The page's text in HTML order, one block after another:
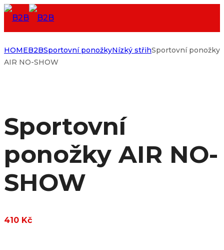
HOMEB2BSportovní ponožkyNízký střihSportovní ponožky
AIR NO-SHOW
Sportovní
ponožky AIR NO-
SHOW
410 Kč